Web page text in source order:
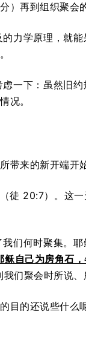
再到组织聚会
力学原理，就
一下：虽然旧
况。
带来的新开端开始
徒 20:7）。这
们何时聚集。
自己为房角石
们聚会时所说、
目的还说些什么